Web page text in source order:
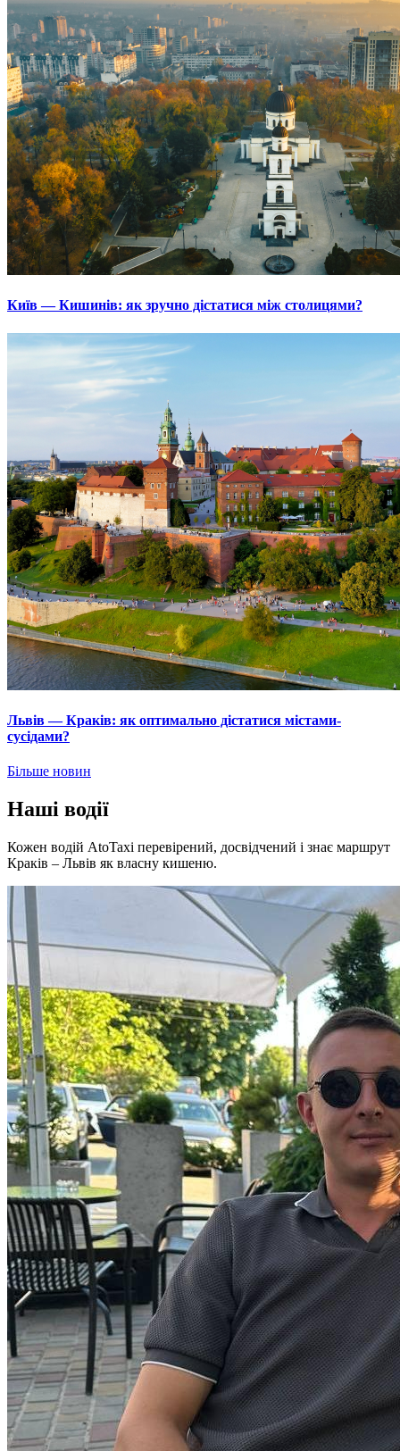
Київ — Кишинів: як зручно дістатися між столицями?
Львів — Краків: як оптимально дістатися містами-
сусідами?
Більше новин
Наші водії
Кожен водій AtoTaxi перевірений, досвідчений і знає маршрут
Краків – Львів як власну кишеню.